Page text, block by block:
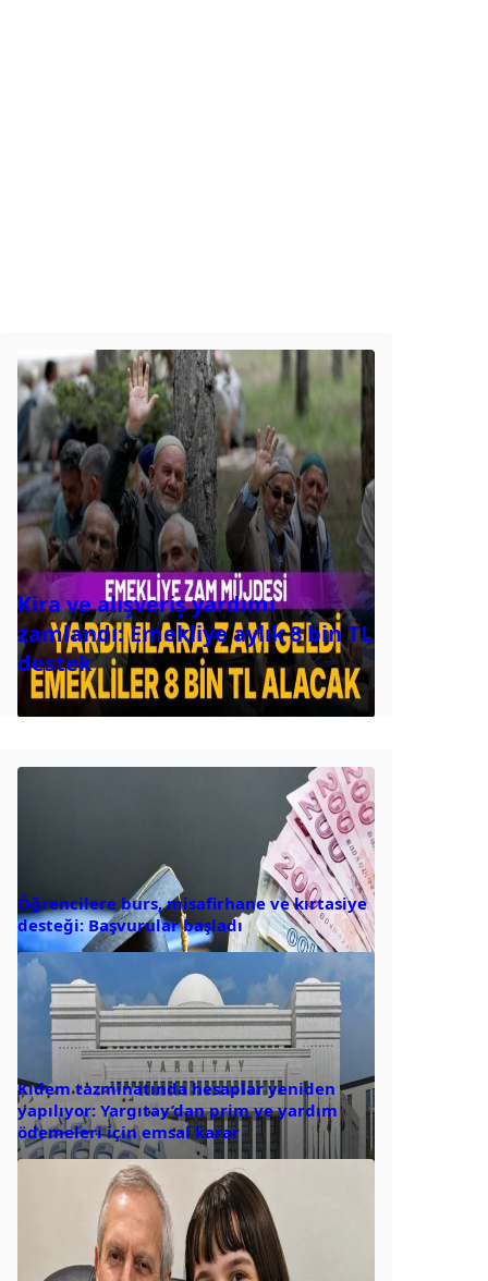
Kira ve alışveriş yardımı
zamlandı: Emekliye aylık 8 bin TL
destek
Öğrencilere burs, misafirhane ve kırtasiye
desteği: Başvurular başladı
Kıdem tazminatında hesaplar yeniden
yapılıyor: Yargıtay’dan prim ve yardım
ödemeleri için emsal karar